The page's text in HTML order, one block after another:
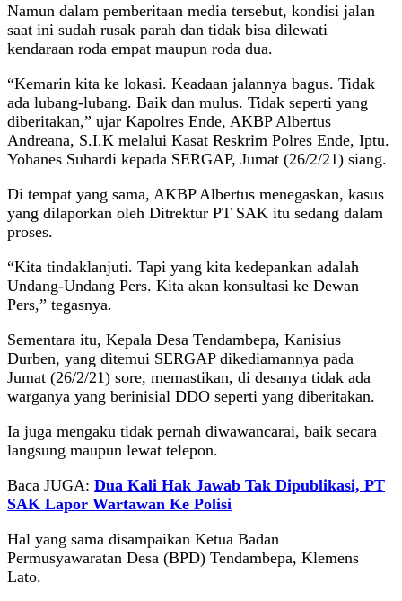
Namun dalam pemberitaan media tersebut, kondisi jalan
saat ini sudah rusak parah dan tidak bisa dilewati
kendaraan roda empat maupun roda dua.
“Kemarin kita ke lokasi. Keadaan jalannya bagus. Tidak
ada lubang-lubang. Baik dan mulus. Tidak seperti yang
diberitakan,” ujar Kapolres Ende, AKBP Albertus
Andreana, S.I.K melalui Kasat Reskrim Polres Ende, Iptu.
Yohanes Suhardi kepada SERGAP, Jumat (26/2/21) siang.
Di tempat yang sama, AKBP Albertus menegaskan, kasus
yang dilaporkan oleh Ditrektur PT SAK itu sedang dalam
proses.
“Kita tindaklanjuti. Tapi yang kita kedepankan adalah
Undang-Undang Pers. Kita akan konsultasi ke Dewan
Pers,” tegasnya.
Sementara itu, Kepala Desa Tendambepa, Kanisius
Durben, yang ditemui SERGAP dikediamannya pada
Jumat (26/2/21) sore, memastikan, di desanya tidak ada
warganya yang berinisial DDO seperti yang diberitakan.
Ia juga mengaku tidak pernah diwawancarai, baik secara
langsung maupun lewat telepon.
Baca JUGA: Dua Kali Hak Jawab Tak Dipublikasi, PT
SAK Lapor Wartawan Ke Polisi
Hal yang sama disampaikan Ketua Badan
Permusyawaratan Desa (BPD) Tendambepa, Klemens
Lato.